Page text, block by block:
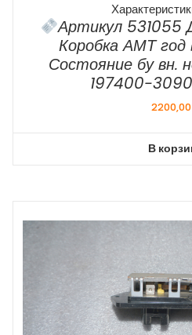
Артикул 531055
Коробка АМТ год
Состояние бу вн.
197400-
2200,00
В